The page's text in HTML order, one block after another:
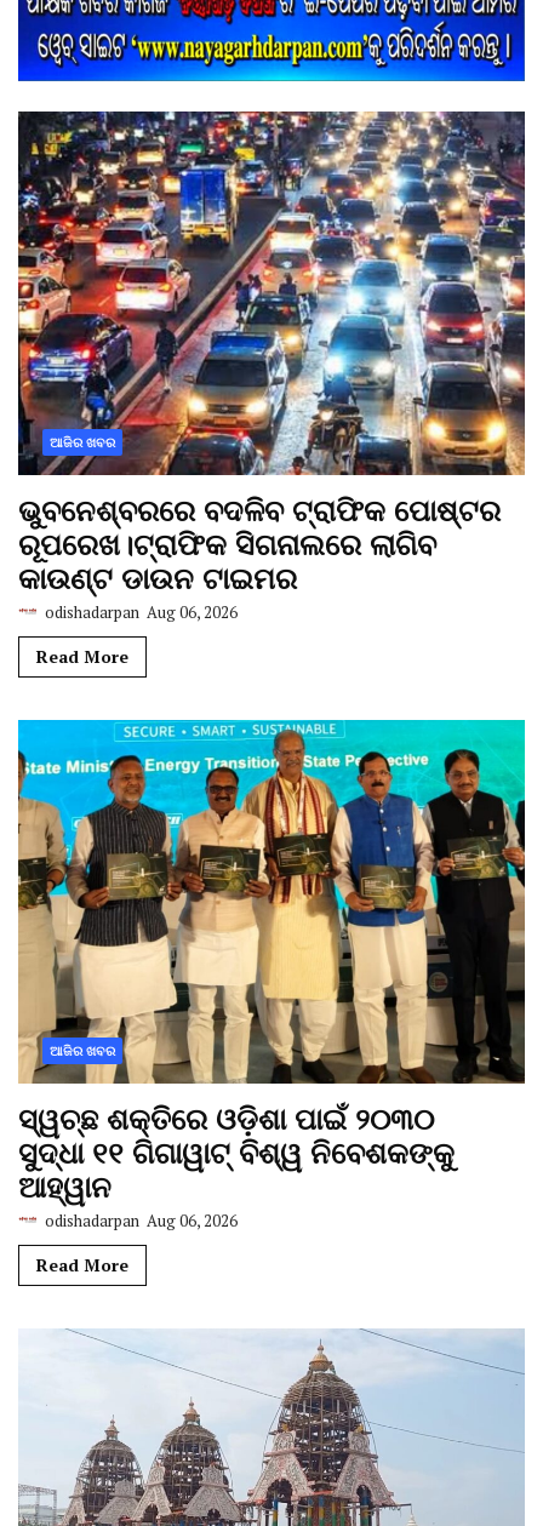
ଆଜିର ଖବର
ଭୁବନେଶ୍ବରରେ ବଦଳିବ ଟ୍ରାଫିକ ପୋଷ୍ଟର
ରୂପରେଖ।ଟ୍ରାଫିକ ସିଗନାଲରେ ଲାଗିବ
କାଉଣ୍ଟ ଡାଉନ ଟାଇମର
odishadarpan Aug 06, 2026
Read More
ଆଜିର ଖବର
ସ୍ୱଚ୍ଛ ଶକ୍ତିରେ ଓଡ଼ିଶା ପାଇଁ ୨୦୩୦
ସୁଦ୍ଧା ୧୧ ଗିଗାୱାଟ୍ ବିଶ୍ୱ ନିବେଶକଙ୍କୁ
ଆହ୍ୱାନ
odishadarpan Aug 06, 2026
Read More